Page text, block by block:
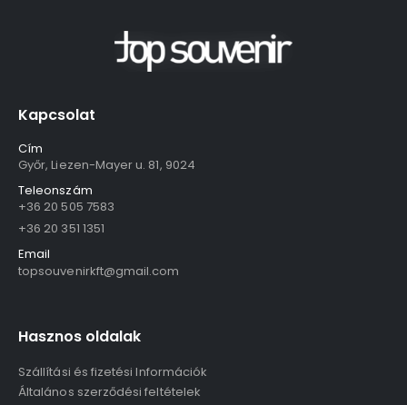
Kapcsolat
Cím
Győr, Liezen-Mayer u. 81, 9024
Teleonszám
+36 20 505 7583
+36 20 351 1351
Email
topsouvenirkft@gmail.com
Hasznos oldalak
Szállítási és fizetési Információk
Általános szerződési feltételek